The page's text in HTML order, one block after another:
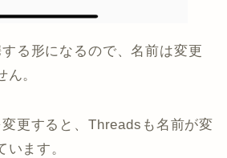
る形になるので、名前は変更
。
更すると、Threadsも名前が変
います。